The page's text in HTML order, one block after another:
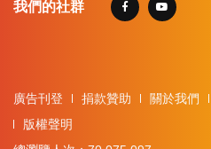
我們的社群
廣告刊登 捐款贊助 關於我們
版權聲明